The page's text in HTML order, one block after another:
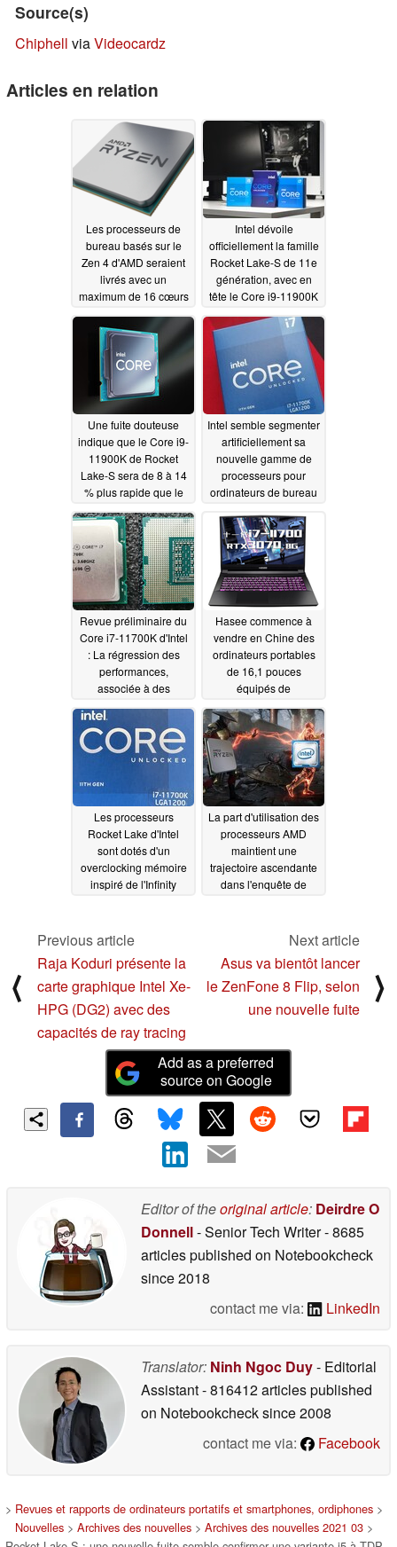
Source(s)
Chiphell viaVideocardz
Articles en relation
Les processeurs de
bureau basés sur le
Zen 4 d'AMD seraient
livrés avec un
maximum de 16 cœurs
et un TDP de 170W
07/15/2021
Intel dévoile
officiellement la famille
Rocket Lake-S de 11e
génération, avec en
tête le Core i9-11900K
à 539 $ US03/17/2021
Une fuite douteuse
indique que le Core i9-
11900K de Rocket
Lake-S sera de 8 à 14
% plus rapide que le
Core i9-10900K dans
les jeux ; les Core i9 et
Core i7 seront déclinés
en cinq variantes
chacun03/12/2021
Intel semble segmenter
artificiellement sa
nouvelle gamme de
processeurs pour
ordinateurs de bureau
les contrôleurs de
mémoire sur les UGS
non i9K(F)03/12/2021
Revue préliminaire du
Core i7-11700K d'Intel
: La régression des
performances,
associée à des
températures élevées
et à une forte
consommation
d'énergie, place
position
désavantageuse par
rapport à l'AMD Ryzen
7 5800X03/06/2021
Hasee commence à
vendre en Chine des
ordinateurs portables
de 16,1 pouces
équipés de
processeurs Intel
Rocket Lake et de GPU
RTX 300003/06/2021
Les processeurs
Rocket Lake d'Intel
sont dotés d'un
overclocking mémoire
inspiré de l'Infinity
La part d'utilisation des
processeurs AMD
maintient une
trajectoire ascendante
dans l'enquête de
riposter avec Rocket
⟨
Previous article
Raja Koduri présente la
carte graphique Intel Xe-
HPG (DG2) avec des
capacités de ray tracing
Next article
Asus va bientôt lancer
le ZenFone 8 Flip, selon
une nouvelle fuite
⟩
Add as a preferred
source on Google
Editor of theoriginal article: Deirdre O
Donnell- Senior Tech Writer- 8685
articles published on Notebookcheck
since 2018
contact me via:
LinkedIn
Translator: Ninh Ngoc Duy- Editorial
Assistant- 816412 articles published
on Notebookchecksince 2008
contact me via:
Facebook
> Revues et rapports de ordinateurs portatifs et smartphones, ordiphones >
Nouvelles > Archives des nouvelles > Archives des nouvelles 2021 03 >